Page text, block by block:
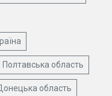
Полтавська область
область